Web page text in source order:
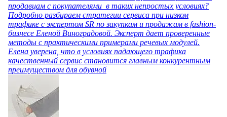
продавцам с покупателями в таких непростых условиях?
Подробно разбираем стратегии сервиса при низком
трафике с экспертом SR по закупкам и продажам в fashion-
бизнесе Еленой Виноградовой. Эксперт дает проверенные
методы с практическими примерами речевых модулей.
Елена уверена, что в условиях падающего трафика
качественный сервис становится главным конкурентным
преимуществом для обувной